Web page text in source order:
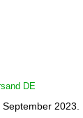
DE
2023.